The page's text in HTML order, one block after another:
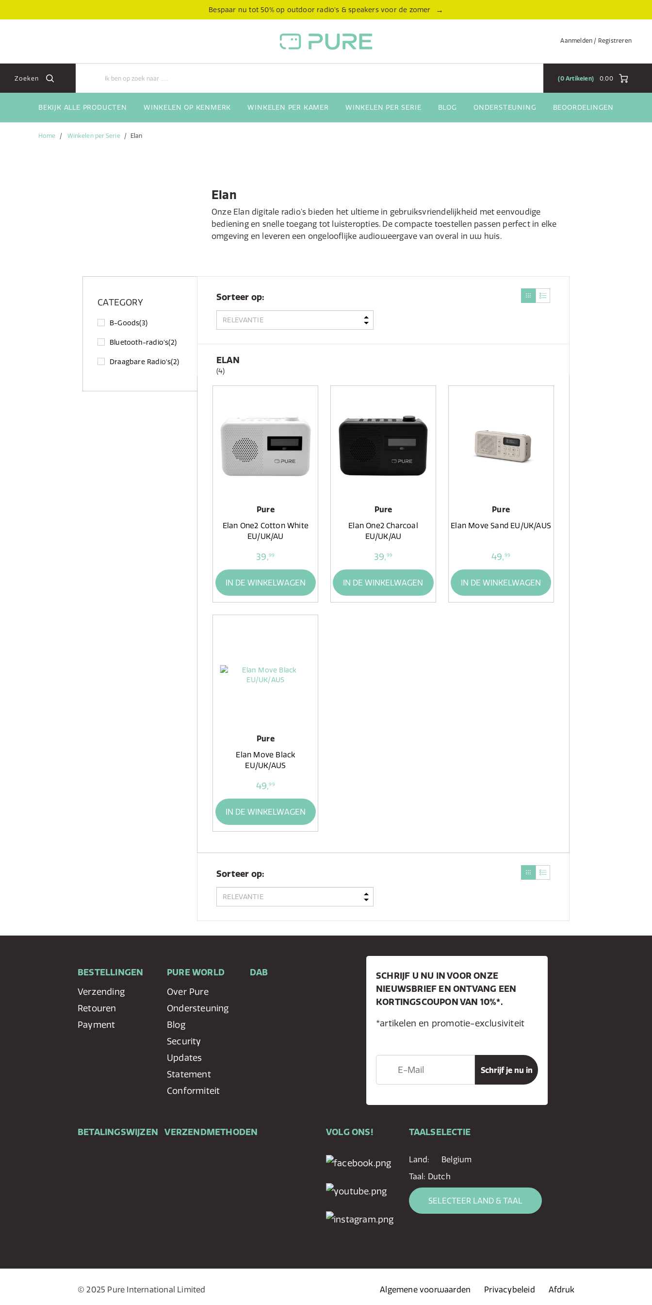
Bespaar nu tot 50% op outdoor radio’s & speakers voor de zomer →
Aanmelden / Registreren
Zoeken 0,00
0Artikelen
BEKIJK ALLE PRODUCTEN WINKELEN OP KENMERK WINKELEN PER KAMER WINKELEN PER SERIE BLOG ONDERSTEUNING BEOORDELINGEN
Home Winkelen per Serie Elan
Elan
Onze Elan digitale radio's bieden het ultieme in gebruiksvriendelijkheid met eenvoudige
bediening en snelle toegang tot luisteropties. De compacte toestellen passen perfect in elke
omgeving en leveren een ongelooflijke audioweergave van overal in uw huis.
CATEGORY
B-Goods(3)
Bluetooth-radio's(2)
Draagbare Radio's(2)
Sorteer op:
ELAN
(4)
Pure
Elan One2 Cotton White
EU/UK/AU
39,99
IN DE WINKELWAGEN
Pure
Elan One2 Charcoal
EU/UK/AU
39,99
IN DE WINKELWAGEN
Pure
Elan Move Sand EU/UK/AUS
49,99
IN DE WINKELWAGEN
Pure
Elan Move Black
EU/UK/AUS
49,99
IN DE WINKELWAGEN
Sorteer op:
BESTELLINGEN
Verzending
Retouren
Payment
PURE WORLD
Over Pure
Ondersteuning
Blog
Security
Updates
Statement
Conformiteit
DAB
BETALINGSWIJZEN VERZENDMETHODEN
SCHRIJF U NU IN VOOR ONZE
NIEUWSBRIEF EN ONTVANG EEN
KORTINGSCOUPON VAN 10%*.
*artikelen en promotie-exclusiviteit
VOLG ONS! TAALSELECTIE
Land:
Belgium
Taal: Dutch
SELECTEER LAND & TAAL
© 2025 Pure International Limited Algemene voorwaarden Privacybeleid Afdruk